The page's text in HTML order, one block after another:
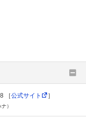
［公式サイト ］
）